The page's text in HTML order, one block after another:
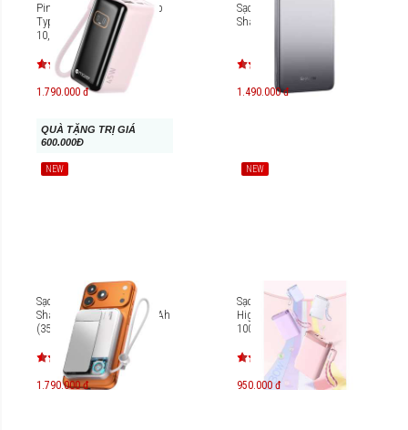
Pin sạc dự phòng kèm cáp
Type-C MAZER
10,000mAh/PD45W Ai-
PC45R10-V7 PowerCharge
RLink M-Ai-PC45R10-V7
1.790.000 đ
QUÀ TẶNG TRỊ GIÁ
600.000Đ
Sạc dự phòng không dây
Sharge M7 10000mAh
1.490.000 đ
NEW
Sạc dự phòng không dây
Sharge Icemag 3 10.000mAh
(35W, Qi2.2, 25W)
1.790.000 đ
NEW
Sạc dự phòng Pisen Quick
High Power Box 30W
10000mAh TS-D381
950.000 đ